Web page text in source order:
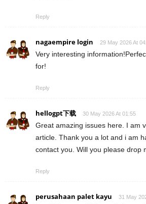
Reply
nagaempire login 29 May 2026 At
Very interesting
for!
Reply
hellogpt下载 30 May 2026 At 01:55
Great amazing issues here. I am
article. Thank you a lot and i am
contact you. Will you please drop
Reply
perusahaan palet kayu 31 May